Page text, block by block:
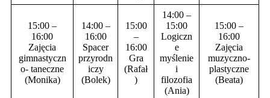
15:00 –
16:00
Zajęcia
gimnastyczn
o- taneczne
(Monika)
14:00 –
16:00
Spacer
przyrodn
iczy
(Bolek)
15:00
–
16:00
Gra
(Rafał
)
14:00 –
15:00
Logiczn
e
myślenie
i
filozofia
(Ania)
15:00 –
16:00
Zajęcia
muzyczno-
plastyczne
(Beata)